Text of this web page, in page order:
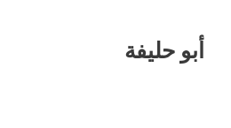
أبو حليفة